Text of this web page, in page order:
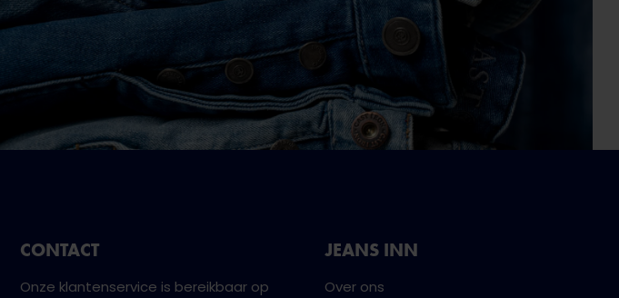
CONTACT
Onze klantenservice is bereikbaar op
JEANS INN
Over ons